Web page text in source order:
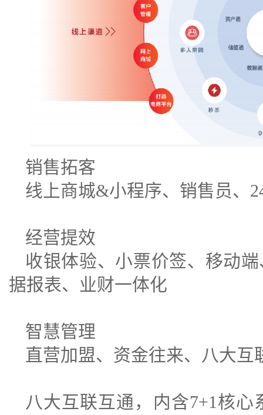
销售拓客
线上商城&小程序、销售员、
经营提效
收银体验、小票价签、移动
据报表、业财一体化
智慧管理
直营加盟、资金往来、八大互
八大互联互通，内含7+1核